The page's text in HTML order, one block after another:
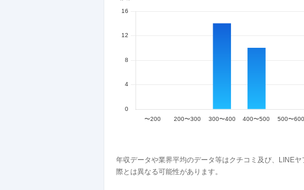
年収データや業界平均のデータ等はクチコミ及び、LINE
際とは異なる可能性があります。